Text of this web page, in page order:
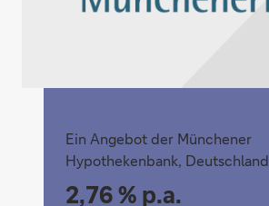
Ein Angebot der Münchener
Hypothekenbank, Deutschland
2,76 % p.a.